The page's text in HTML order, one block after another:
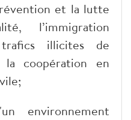
et la lutte
l’immigration
illicites de
la coopération en
environnement